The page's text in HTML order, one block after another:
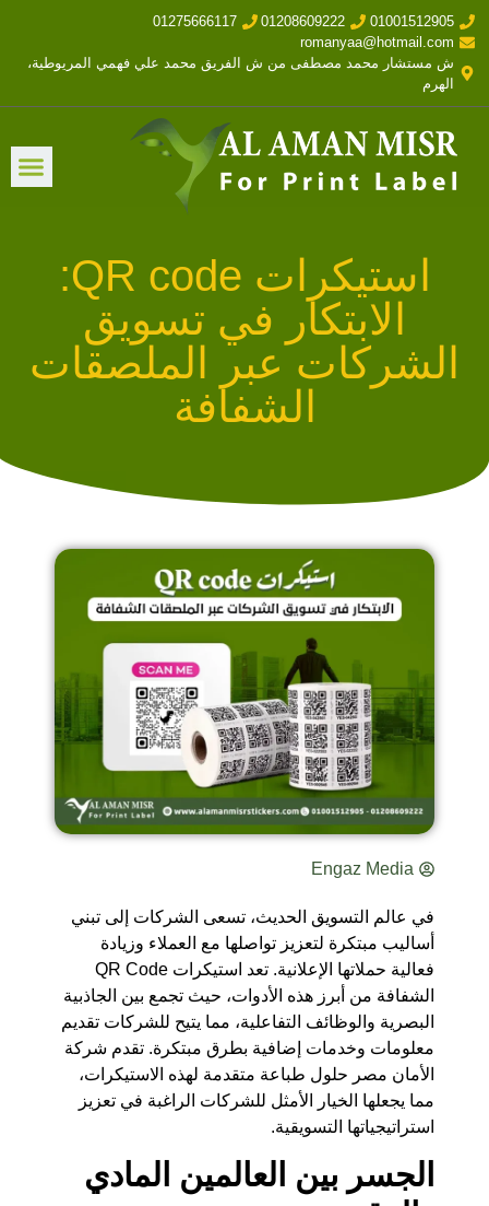
01001512905
01208609222
01275666117
romanyaa@hotmail.com
ش مستشار محمد مصطفى من ش الفريق محمد علي فهمي المريوطية،
الهرم
استيكرات QR code:
الابتكار في تسويق
الشركات عبر الملصقات
الشفافة
Engaz Media
في عالم التسويق الحديث، تسعى الشركات إلى تبني
أساليب مبتكرة لتعزيز تواصلها مع العملاء وزيادة
فعالية حملاتها الإعلانية. تعد استيكرات QR Code
الشفافة من أبرز هذه الأدوات، حيث تجمع بين الجاذبية
البصرية والوظائف التفاعلية، مما يتيح للشركات تقديم
معلومات وخدمات إضافية بطرق مبتكرة. تقدم شركة
الأمان مصر حلول طباعة متقدمة لهذه الاستيكرات،
مما يجعلها الخيار الأمثل للشركات الراغبة في تعزيز
استراتيجياتها التسويقية.
الجسر بين العالمين المادي